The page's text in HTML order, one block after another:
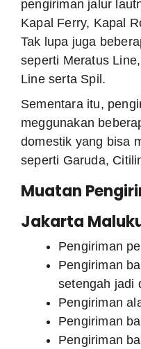
pengiriman jalur
Kapal Ferry, Kapal
Tak lupa juga
seperti Meratus
Line serta Spil.
Sementara itu,
meggunakan
domestik yang bisa
seperti Garuda,
Muatan
Jakarta
Pengiriman
Pengiriman
setengah jadi
Pengiriman
Pengiriman
Pengiriman